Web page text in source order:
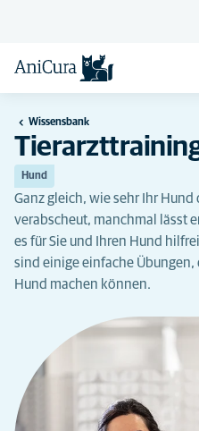
Wissensbank
Hund
Ganz gleich, wie sehr Ihr
verabscheut, manchmal lässt
es für Sie und Ihren Hund
sind einige einfache Übungen,
Hund machen können.